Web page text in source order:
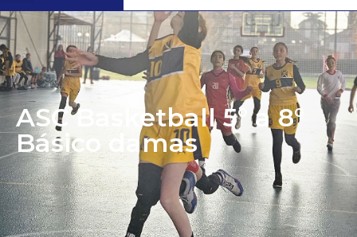
ASC Basketball 5° a 8°
Básico damas